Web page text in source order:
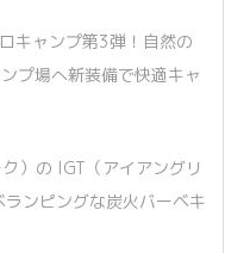
キャンプ第3弾！自然の
プ場へ新装備で快適キャ
）の IGT（アイアングリ
ンピングな炭火バーベキ